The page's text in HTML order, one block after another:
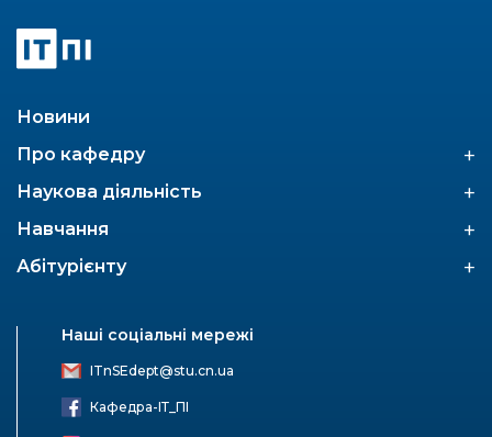
Новини
Про кафедру
+
Наукова діяльність +
Навчання +
Абітурієнту +
Наші соціальні мережі
ITnSEdept@stu.cn.ua
Кафедра-ІТ_ПІ